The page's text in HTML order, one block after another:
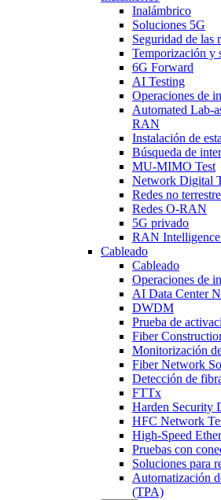
Inalámbrico
Soluciones 5G
Seguridad de las
Temporización y
6G Forward
AI Testing
Operaciones de
Automated Lab-
RAN
Instalación de
Búsqueda de
MU-MIMO Test
Network Digital
Redes no
Redes O-RAN
5G privado
RAN
Cableado
Cableado
Operaciones de
AI Data Center
DWDM
Prueba de
Fiber
Monitorización
Fiber Network
Detección de
FTTx
Harden Security
HFC Network
High-Speed
Pruebas con
Soluciones para
Automatización
(TPA)